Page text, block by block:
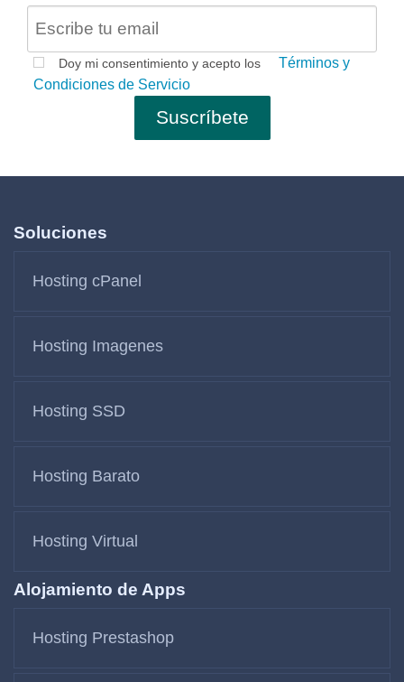
Doy mi consentimiento y acepto los
Términos y
Condiciones de Servicio
Soluciones
Hosting cPanel
Hosting Imagenes
Hosting SSD
Hosting Barato
Hosting Virtual
Alojamiento de Apps
Hosting Prestashop